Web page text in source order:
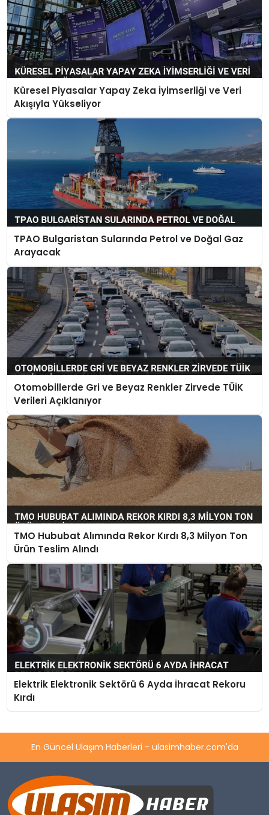
Küresel Piyasalar Yapay Zeka İyimserliği ve Veri
Akışıyla Yükseliyor
TPAO Bulgaristan Sularında Petrol ve Doğal Gaz
Arayacak
Otomobillerde Gri ve Beyaz Renkler Zirvede TÜİK
Verileri Açıklanıyor
TMO Hububat Alımında Rekor Kırdı 8,3 Milyon Ton
Ürün Teslim Alındı
Elektrik Elektronik Sektörü 6 Ayda İhracat Rekoru
Kırdı
En Güncel Ulaşım Haberleri - ulasimhaber.com'da